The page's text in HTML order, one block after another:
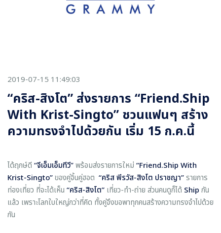
2019-07-15 11:49:03
“คริส-สิงโต” ส่งรายการ “Friend.Ship
With Krist-Singto” ชวนแฟนๆ สร้าง
ความทรงจำไปด้วยกัน เริ่ม 15 ก.ค.นี้
ได้ฤกษ์ดี “จีเอ็มเอ็มทีวี”พร้อมส่งรายการใหม่ “Friend.Ship With
Krist-Singto”ของคู่จิ้นคู่ฮอต “คริส พีรวัส-สิงโต ปราชญา”รายการ
ท่องเที่ยว ที่จะได้เห็น “คริส-สิงโต” เที่ยว-ทำ-ถ่าย ส่วนคนดูก็ได้ Ship กัน
แล้ว เพราะโลกใบใหญ่กว่าที่คิด ทั้งคู่จึงขอพาทุกคนสร้างความทรงจำไปด้วย
กัน